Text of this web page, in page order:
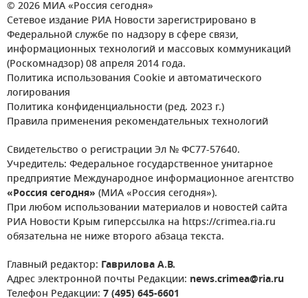
© 2026 МИА «Россия сегодня»
Сетевое издание РИА Новости зарегистрировано в
Федеральной службе по надзору в сфере связи,
информационных технологий и массовых коммуникаций
(Роскомнадзор) 08 апреля 2014 года.
Политика использования Cookie и автоматического
логирования
Политика конфиденциальности (ред. 2023 г.)
Правила применения рекомендательных технологий
Свидетельство о регистрации Эл № ФС77-57640.
Учредитель: Федеральное государственное унитарное
предприятие Международное информационное агентство
«Россия сегодня» (МИА «Россия сегодня»).
При любом использовании материалов и новостей сайта
РИА Новости Крым гиперссылка на https://crimea.ria.ru
обязательна не ниже второго абзаца текста.
Главный редактор: Гаврилова А.В.
Адрес электронной почты Редакции: news.crimea@ria.ru
Телефон Редакции: 7 (495) 645-6601